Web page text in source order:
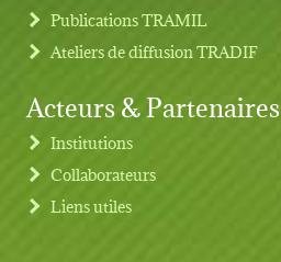
Publications TRAMIL
Ateliers de diffusion TRADIF
Acteurs & Partenaires
Institutions
Collaborateurs
Liens utiles